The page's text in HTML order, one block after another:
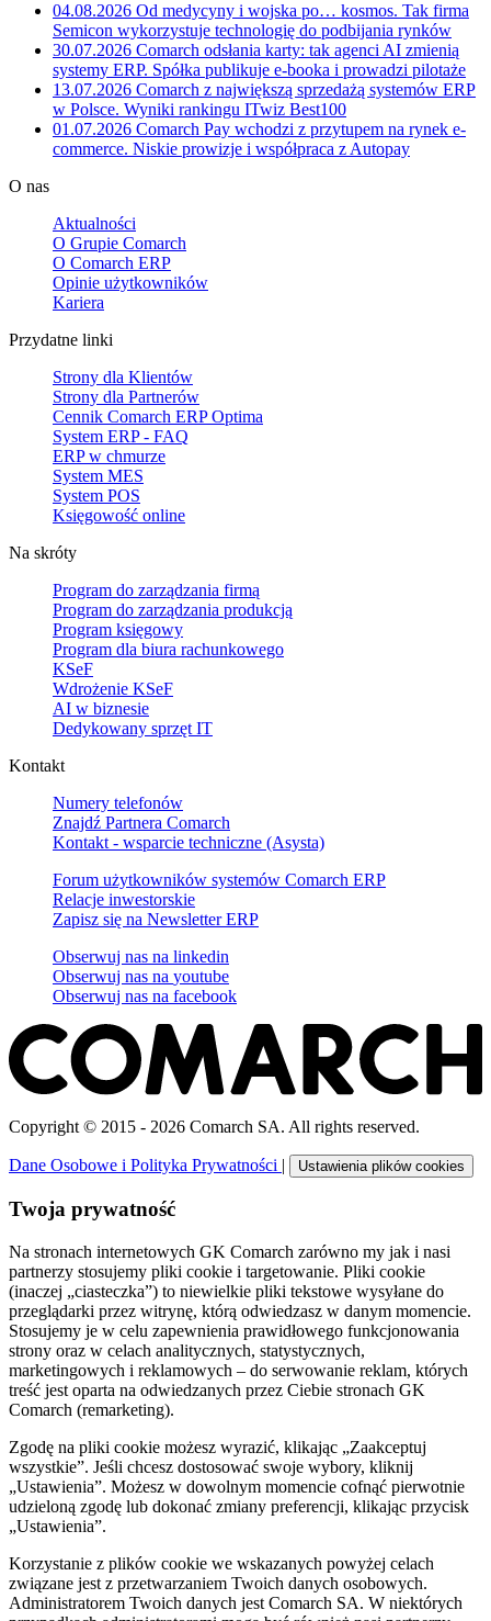
04.08.2026 Od medycyny i wojska po… kosmos. Tak firma
Semicon wykorzystuje technologię do podbijania rynków
30.07.2026 Comarch odsłania karty: tak agenci AI zmienią
systemy ERP. Spółka publikuje e-booka i prowadzi pilotaże
13.07.2026 Comarch z największą sprzedażą systemów ERP
w Polsce. Wyniki rankingu ITwiz Best100
01.07.2026 Comarch Pay wchodzi z przytupem na rynek e-
commerce. Niskie prowizje i współpraca z Autopay
O nas
Aktualności
O Grupie Comarch
O Comarch ERP
Opinie użytkowników
Kariera
Przydatne linki
Strony dla Klientów
Strony dla Partnerów
Cennik Comarch ERP Optima
System ERP - FAQ
ERP w chmurze
System MES
System POS
Księgowość online
Na skróty
Program do zarządzania firmą
Program do zarządzania produkcją
Program księgowy
Program dla biura rachunkowego
KSeF
Wdrożenie KSeF
AI w biznesie
Dedykowany sprzęt IT
Kontakt
Numery telefonów
Znajdź Partnera Comarch
Kontakt - wsparcie techniczne (Asysta)
Forum użytkowników systemów Comarch ERP
Relacje inwestorskie
Zapisz się na Newsletter ERP
Obserwuj nas na linkedin
Obserwuj nas na youtube
Obserwuj nas na facebook
Copyright © 2015 - 2026 Comarch SA. All rights reserved.
Dane Osobowe i Polityka Prywatności | Ustawienia plików cookies
Twoja prywatność
Na stronach internetowych GK Comarch zarówno my jak i nasi
partnerzy stosujemy pliki cookie i targetowanie. Pliki cookie
(inaczej „ciasteczka”) to niewielkie pliki tekstowe wysyłane do
przeglądarki przez witrynę, którą odwiedzasz w danym momencie.
Stosujemy je w celu zapewnienia prawidłowego funkcjonowania
strony oraz w celach analitycznych, statystycznych,
marketingowych i reklamowych – do serwowanie reklam, których
treść jest oparta na odwiedzanych przez Ciebie stronach GK
Comarch (remarketing).
Zgodę na pliki cookie możesz wyrazić, klikając „Zaakceptuj
wszystkie”. Jeśli chcesz dostosować swoje wybory, kliknij
„Ustawienia”. Możesz w dowolnym momencie cofnąć pierwotnie
udzieloną zgodę lub dokonać zmiany preferencji, klikając przycisk
„Ustawienia”.
Korzystanie z plików cookie we wskazanych powyżej celach
związane jest z przetwarzaniem Twoich danych osobowych.
Administratorem Twoich danych jest Comarch SA. W niektórych